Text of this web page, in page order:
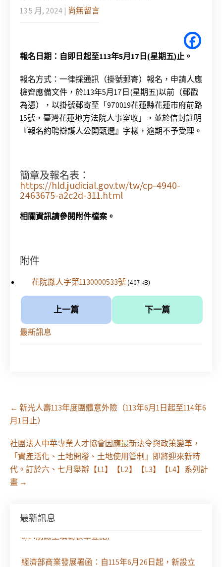
13 5 月, 2024 | 尚無留言
報名日期：自即日起至113年5月17日(星期五)止。
報名方式：一律採通訊（掛號郵寄）報名，申請人應
檢齊應備文件，於113年5月17日(星期五)以前（郵戳
為憑），以掛號郵寄至「970019花蓮縣花蓮市府前路
15號，臺灣花蓮地方法院人事室收」，並於信封註明
『報名約聘辯護人公開甄選』字樣，逾期不予受理。
簡章及報名表：
https://hld.judicial.gov.tw/tw/cp-4940-
2463675-a2c2d-311.html
相關資訊請參閱附件檔案。
附件
花院胤人字第1130000533號 (407 kB)
上一篇 下一篇
最新訊息
Post
navigation
← 新光人壽113年度團體意外險（113年6月1日起至114年6
月1日止）
社團法人中華專業人才協會因應最新法令與政策變革，
「資產活化、土地開發、土地使用管制」即將迎來新時
代。訂於六、七月舉辦【L1】【L2】【L3】【L4】系列計
畫 →
最新訊息
徵求參與115年教師法律諮詢補助計畫人才庫(請於
8/14前線上填寫表單登記)
經濟部商業發展署函：自115年6月26日起，新設立